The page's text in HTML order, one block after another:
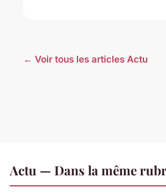
← Voir tous les articles Actu
Actu — Dans la même